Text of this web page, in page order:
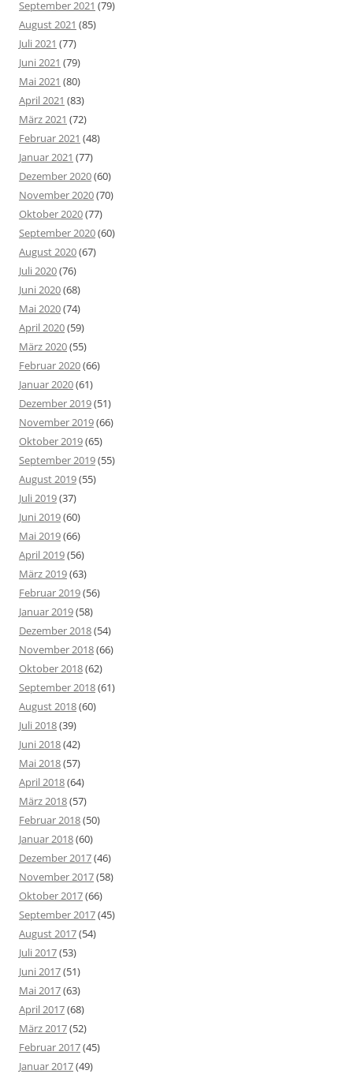
September 2021 (79)
August 2021 (85)
Juli 2021 (77)
Juni 2021 (79)
Mai 2021 (80)
April 2021 (83)
März 2021 (72)
Februar 2021 (48)
Januar 2021 (77)
Dezember 2020(60)
November 2020(70)
Oktober 2020(77)
September 2020(60)
August 2020(67)
Juli 2020(76)
Juni 2020(68)
Mai 2020(74)
April 2020(59)
März 2020(55)
Februar 2020(66)
Januar 2020(61)
Dezember 2019(51)
November 2019(66)
Oktober 2019(65)
September 2019(55)
August 2019(55)
Juli 2019(37)
Juni 2019(60)
Mai 2019(66)
April 2019(56)
März 2019(63)
Februar 2019(56)
Januar 2019(58)
Dezember 2018(54)
November 2018(66)
Oktober 2018(62)
September 2018(61)
August 2018(60)
Juli 2018(39)
Juni 2018(42)
Mai 2018(57)
April 2018(64)
März 2018(57)
Februar 2018(50)
Januar 2018(60)
Dezember 2017(46)
November 2017(58)
Oktober 2017(66)
September 2017(45)
August 2017(54)
Juli 2017(53)
Juni 2017(51)
Mai 2017(63)
April 2017(68)
März 2017(52)
Februar 2017(45)
Januar 2017(49)